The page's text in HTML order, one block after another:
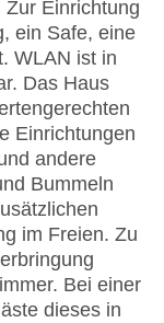
Einrichtung
ein Safe, eine
WLAN ist in
Das Haus
Einrichtungen
andere
Bummeln
im Freien. Zu
Bei einer
dieses in